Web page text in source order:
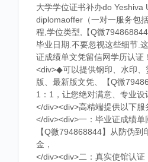
大学学位证书补办do Yeshiva
diplomaoffer（一对一服务包
程,学位类型,【Q微
毕业日期.不要忽视这些细节.
证成绩单文凭留信网学历认
<div>◆可以提供钢印、水印、
版、最新版文凭、【Q微
1：1，让您绝对满意、专业设
</div><div>高精端提供以下服
</div><div>一：毕业证成绩单
【Q微794868844】从防伪到
金，
</div><div>二：真实使馆认证